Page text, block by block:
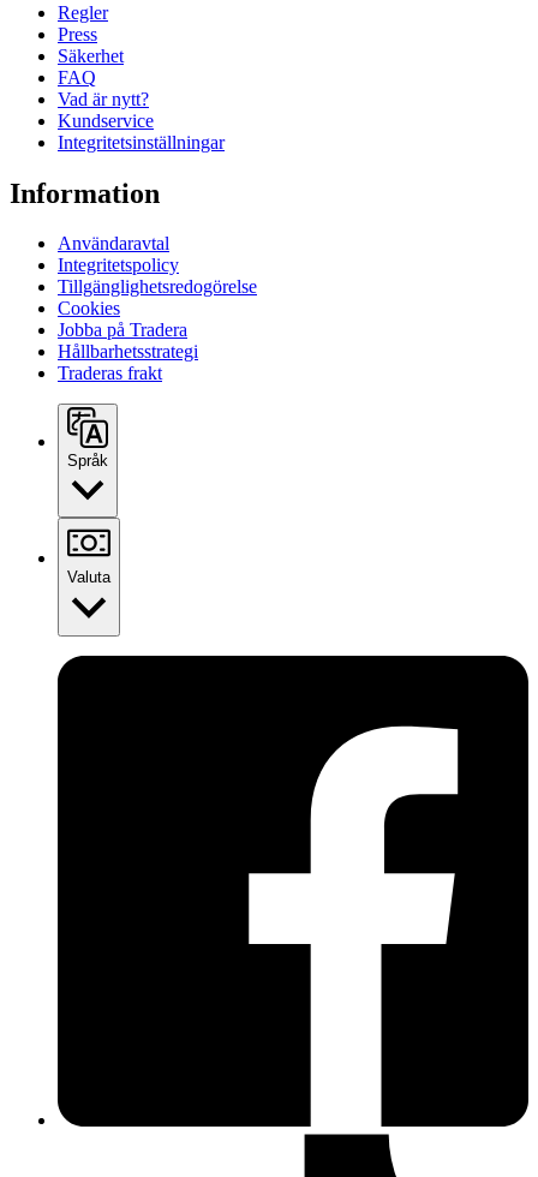
Regler
Press
Säkerhet
FAQ
Vad är nytt?
Kundservice
Integritetsinställningar
Information
Användaravtal
Integritetspolicy
Tillgänglighetsredogörelse
Cookies
Jobba på Tradera
Hållbarhetsstrategi
Traderas frakt
Språk
Valuta